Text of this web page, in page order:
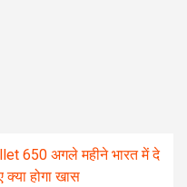
650 अगले महीने भारत में दे
होगा खास